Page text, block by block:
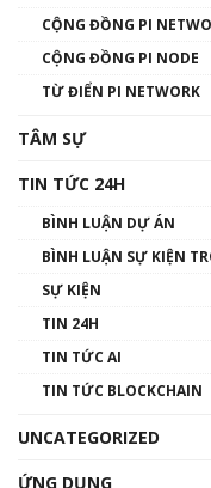
01:29:26
CỘNG ĐỒNG PI
CỘNG ĐỒNG PI NODE
TỪ ĐIỂN PI NETWORK
TÂM SỰ
TIN TỨC 24H
BÌNH LUẬN DỰ ÁN
BÌNH LUẬN SỰ KIỆN
SỰ KIỆN
TIN 24H
TIN TỨC AI
TIN TỨC BLOCKCHAIN
UNCATEGORIZED
ỨNG DỤNG